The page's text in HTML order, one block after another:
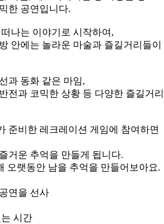
한 공연입니다.
나는 이야기로 시작하여,
안에는 놀라운 마술과 즐길거리들이
과 동화 같은 마임,
전과 코믹한 상황 등 다양한 즐길거리
준비한 레크레이션 게임에 참여하면
거운 추억을 만들게 됩니다.
오랫동안 남을 추억을 만들어보아요.
연을 선사
시간